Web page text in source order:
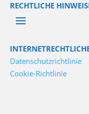
RECHTLICHE
Datenschutzrichtlinie
Cookie-Richtlinie